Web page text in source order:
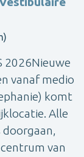
2026Nieuwe
vanaf medio
komt
Alle
van